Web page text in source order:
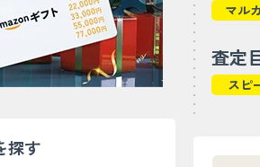
探す
マル
査定
スピ